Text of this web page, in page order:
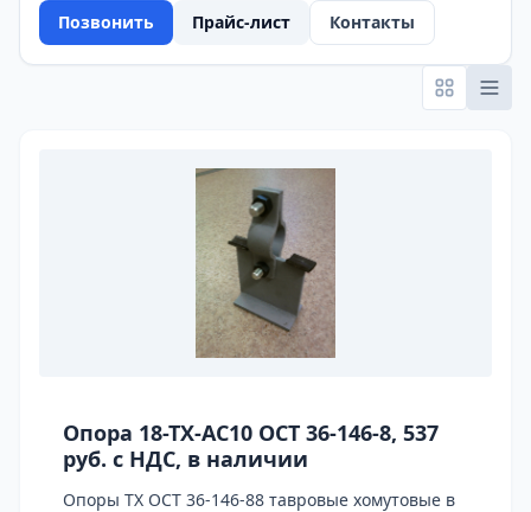
Позвонить
Прайс-лист Контакты
Опора 18-ТХ-АС10 ОСТ 36-146-8, 537
руб. с НДС, в наличии
Опоры ТХ ОСТ 36-146-88 тавровые хомутовые в